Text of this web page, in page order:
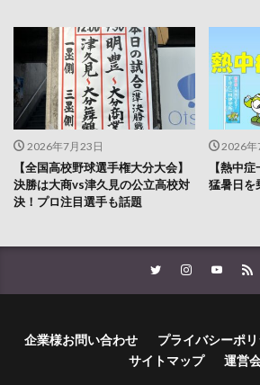
2026年7月23日
【全国高校野球選手権大分大会】
決勝は大商vs津久見の公立高校対
決！プロ注目選手も話題
2026年
【熱中
猛暑日を
企業様お問い合わせ プライバシーポ
サイトマップ
運営